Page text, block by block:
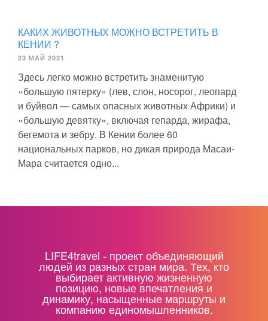
КАКИХ ЖИВОТНЫХ МОЖНО ВСТРЕТИТЬ В
КЕНИИ ?
23 МАЙ 2021
Здесь легко можно встретить знаменитую
«большую пятерку» (лев, слон, носорог, леопард
и буйвол — самых опасных животных Африки) и
«большую девятку», включая гепарда, жирафа,
бегемота и зебру. В Кении более 60
национальных парков, но дикая природа Масаи-
Мара считается одно...
LIFE4travel - проект объединяющий
людей из разных стран мира. Тех, кто
выбирает активную жизненную
позицию, новые впечатления и
динамику, насыщенные маршруты и
компанию единомышленников.